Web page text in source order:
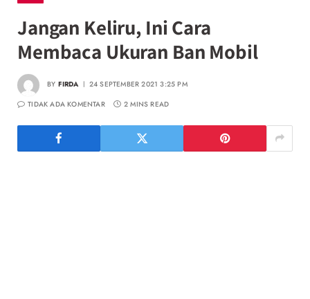
Jangan Keliru, Ini Cara
Membaca Ukuran Ban Mobil
BY FIRDA
24 SEPTEMBER 2021 3:25 PM
TIDAK ADA KOMENTAR
2 MINS READ